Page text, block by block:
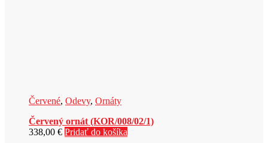
Červené, Odevy, Ornáty
Červený ornát (KOR/008/02/1)
338,00 € Pridať do košíka